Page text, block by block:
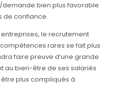
bien plus favorable
de confiance.
le recrutement
compétences rares se fait plus
faire preuve d’une grande
au bien-être de ses salariés
plus compliqués à